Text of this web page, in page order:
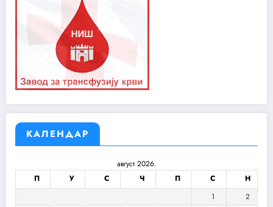
КАЛЕНДАР
август 2026.
П
У С Ч П С
Н
1
2